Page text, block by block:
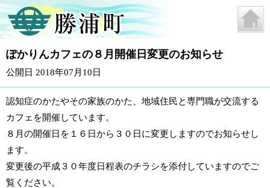
ぽかりんカフェの８月開催日変更のお知らせ
公開日 2018年07月10日
認知症のかたやその家族のかた、地域住民と専門職が交流する
カフェを開催しています。
８月の開催日を１６日から３０日に変更しますのでお知らせし
ます。
変更後の平成３０年度日程表のチラシを添付していますのでご
覧ください。